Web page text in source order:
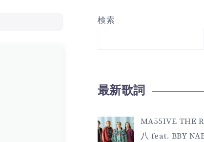
検索
最新歌詞
MA55IVE THE
八 feat. BBY